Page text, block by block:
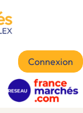
Connexion